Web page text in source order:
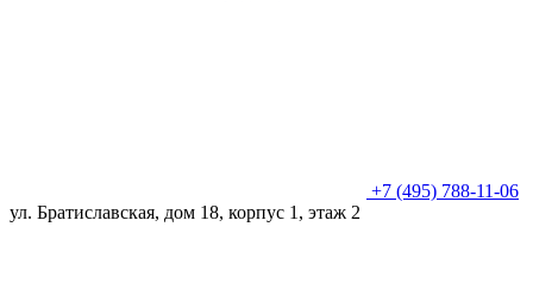
+7 (495) 788-11-06
ул. Братиславская, дом 18, корпус 1, этаж 2